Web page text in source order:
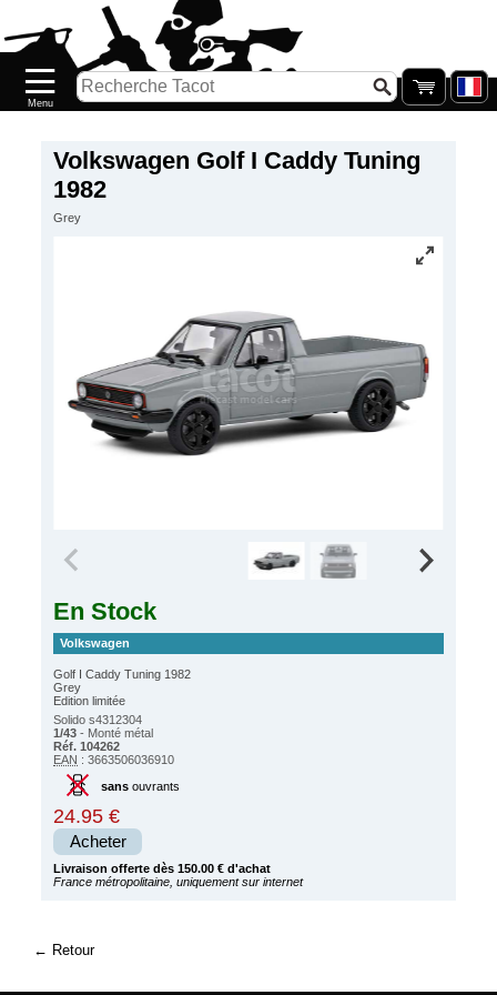
Volkswagen Golf I Caddy Tuning
1982
Grey
En Stock
Volkswagen
Golf I Caddy Tuning 1982
Grey
Edition limitée
Solido s4312304
1/43 - Monté métal
Réf. 104262
EAN : 3663506036910
sansouvrants
24.95 €
Acheter
Livraison offerte dès 150.00 € d'achat
France métropolitaine, uniquement sur internet
Retour
Nouveautés
Catalogue/Stock
PETITS